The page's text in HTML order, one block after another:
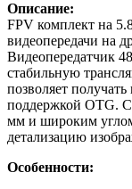
Описание:
FPV комплект на
видеопередачи на
Видеопередатчик
стабильную
позволяет
поддержкой OTG.
мм и широким
детализацию
Особенности: